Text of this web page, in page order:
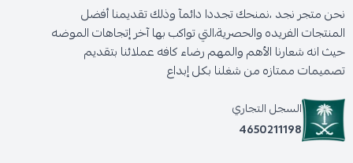
نحن متجر نجد ،نمنحك تجددا دائمآ وذلك تقديمنا أفضل
المنتجات الفريده والحصرية،التي تواكب بها آخر إتجاهات الموضه
حيث انه شعارنا الأهم والمهم رضاء كافه عملائنا بتقديم
تصميمات ممتازه من شغلنا بكل إبداع
السجل التجاري
4650211198